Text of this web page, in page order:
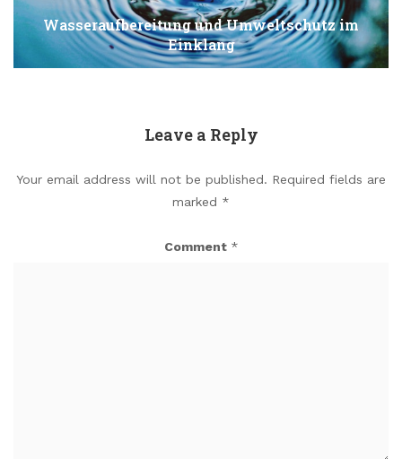
Wasseraufbereitung und Umweltschutz im
Einklang
Leave a Reply
Your email address will not be published. Required fields are
marked *
Comment *